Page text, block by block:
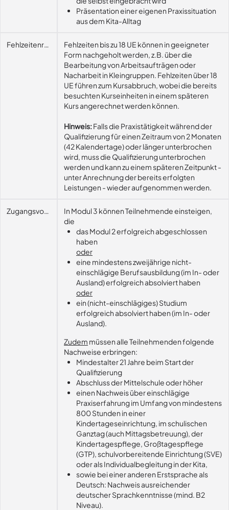
Präsentation einer eigenen Praxissituation
aus dem Kita-Alltag
FehlzeitenregelungFehlzeiten bis zu 18 UE können in geeigneter
Form nachgeholt werden, z.B. über die
Bearbeitung von Arbeitsaufträgen oder
Nacharbeit in Kleingruppen. Fehlzeiten über 18
UE führen zum Kursabbruch, wobei die bereits
besuchten Kurseinheiten in einem späteren
Kurs angerechnet werden können.
Hinweis:Falls die Praxistätigkeit während der
Qualifizierung für einen Zeitraum von 2 Monaten
(42 Kalendertage) oder länger unterbrochen
wird, muss die Qualifizierung unterbrochen
werden und kann zu einem späteren Zeitpunkt -
unter Anrechnung der bereits erfolgten
Leistungen - wieder aufgenommen werden.
ZugangsvoraussetzungenIn Modul 3 können Teilnehmende einsteigen,
die
das Modul 2 erfolgreich abgeschlossen
haben
oder
eine mindestens zweijährige nicht-
einschlägige Berufsausbildung (im In- oder
Ausland) erfolgreich absolviert haben
oder
ein (nicht-einschlägiges) Studium
erfolgreich absolviert haben (im In- oder
Ausland).
Zudem müssen alle Teilnehmenden folgende
Nachweise erbringen:
Mindestalter 21 Jahre beim Start der
Qualifizierung
Abschluss der Mittelschule oder höher
einen Nachweis über einschlägige
Praxiserfahrung im Umfang von mindestens
800 Stunden in einer
Kindertageseinrichtung, im schulischen
Ganztag (auch Mittagsbetreuung), der
Kindertagespflege, Großtagespflege
(GTP), schulvorbereitende Einrichtung (SVE)
oder als Individualbegleitung in der Kita,
sowie bei einer anderen Erstsprache als
Deutsch: Nachweis ausreichender
deutscher Sprachkenntnisse (mind. B2
Niveau).